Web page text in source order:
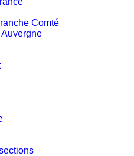
Comté